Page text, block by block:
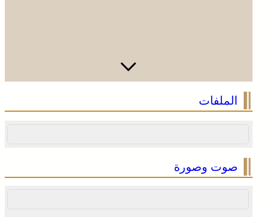
الصحراء المغربية .. كولومبيا تعلن تغييرا في موقفها وتعترف
بسيادة المغرب على صحرائه
الملفات
صوت وصورة